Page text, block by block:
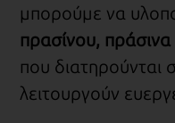
μπορούμε να
πρασίνου, πράσινα
που διατηρούνται
λειτουργούν